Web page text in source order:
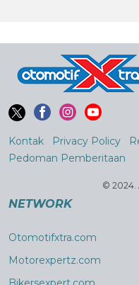
Kontak Privacy Policy
Pedoman Pemberitaan
© 2024.
NETWORK
Otomotifxtra.com
Motorexpertz.com